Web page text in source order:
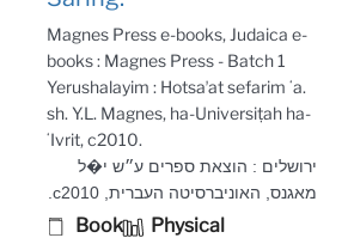
Magnes Press e-books, Judaica e-
books : Magnes Press - Batch 1
Yerushalayim : Hotsaʼat sefarim ʻa.
sh. Y.L. Magnes, ha-Universiṭah ha-
ʻIvrit, c2010.
ירושלים : הוצאת ספרים ע״ש י�ל
מאגנס, האוניברסיטה העברית, c2010.
Book Physical